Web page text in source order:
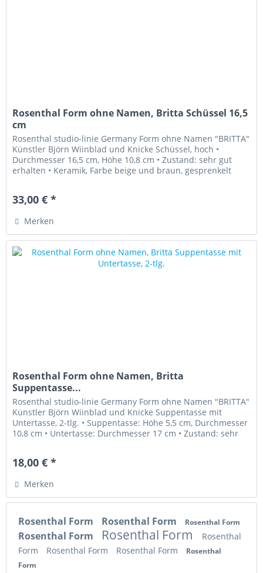
Rosenthal Form ohne Namen, Britta Schüssel 16,5
cm
Rosenthal studio-linie Germany Form ohne Namen "BRITTA"
Künstler Björn Wiinblad und Knicke Schüssel, hoch •
Durchmesser 16,5 cm, Höhe 10,8 cm • Zustand: sehr gut
erhalten • Keramik, Farbe beige und braun, gesprenkelt
33,00 € *
Merken
Rosenthal Form ohne Namen, Britta
Suppentasse...
Rosenthal studio-linie Germany Form ohne Namen "BRITTA"
Künstler Björn Wiinblad und Knicke Suppentasse mit
Untertasse, 2-tlg. • Suppentasse: Höhe 5,5 cm, Durchmesser
10,8 cm • Untertasse: Durchmesser 17 cm • Zustand: sehr
18,00 € *
Merken
Rosenthal Form Rosenthal Form Rosenthal Form
Rosenthal Form Rosenthal Form
Rosenthal
Form
Rosenthal Form Rosenthal Form
Rosenthal
Form